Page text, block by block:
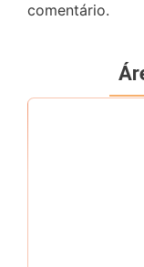
comentário.